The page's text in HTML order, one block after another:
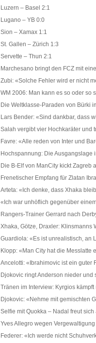
Luzern – Basel 2:1
Lugano – YB 0:0
Sion – Xamax 1:1
St. Gallen – Zürich 1:3
Servette – Thun 2:1
Marchesano bringt den FCZ mit
Zubi: «Solche Fehler wird er nicht
WM 2006: Man kann es so oder so
Die Weltklasse-Paraden von Bürki
Lars Bender: «Sind dankbar, dass
Salah vergibt vier Hochkaräter und
Favre: «Alle reden von Inter und
Hochspannung: Die Ausgangslage
Die B-Elf von ManCity kickt Zagreb
Frenetischer Empfang für Zlatan
Arteta: «Ich denke, dass Xhaka
«Ich war unhöflich gegenüber
Rangers-Trainer Gerrard nach
Xhaka, Götze, Draxler: Klinsmanns
Guardiola: «Es ist unrealistisch, an
Klopp: «Man City hat die Messlatte
Ancelotti: «Ibrahimovic ist ein guter
Djokovic ringt Anderson nieder und
Tränen im Interview: Kyrgios
Djokovic: «Nehme mit gemischten
Selfie mit Quokka – Nadal freut sich
Yves Allegro wegen
Federer: «Ich werde nicht